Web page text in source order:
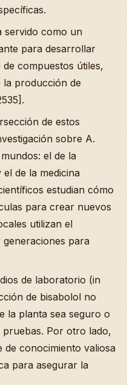
servido como un
para desarrollar
compuestos útiles,
la producción de
de estos
sobre A.
el de la
de la medicina
estudian cómo
para crear nuevos
utilizan el
para
de laboratorio (in
de bisabolol no
la planta sea seguro o
Por otro lado,
de conocimiento valiosa
para asegurar la